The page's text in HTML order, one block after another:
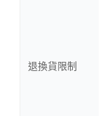
退換貨限制